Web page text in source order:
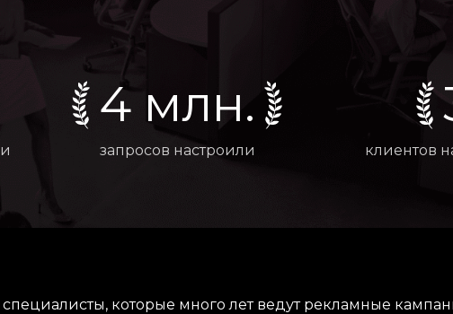
4 млн.
запросов настроили клиентов
которые много лет ведут рекламные